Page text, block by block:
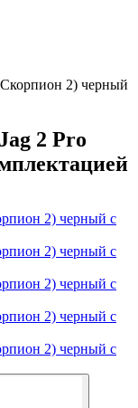
2) черный
2 Pro